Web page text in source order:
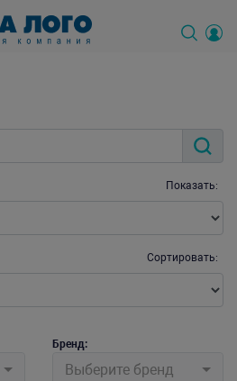
Показать:
Сортировать:
Бренд:
Выберите бренд